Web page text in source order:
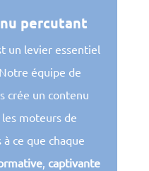
percutant
un levier essentiel
équipe de
crée un contenu
moteurs de
ce que chaque
, captivante